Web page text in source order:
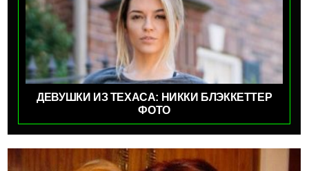
ДЕВУШКИ ИЗ ТЕХАСА: НИККИ БЛЭККЕТТЕР
ФОТО